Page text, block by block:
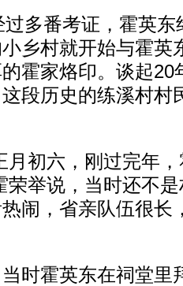
番考证，霍英东
乡村就开始与霍英
霍家烙印。谈起20
段历史的练溪村村
初六，刚过完年，
荣举说，当时还不
闹，省亲队伍很长
霍英东在祠堂里